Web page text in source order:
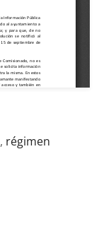
, régimen